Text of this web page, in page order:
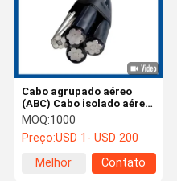
Cabo agrupado aéreo
(ABC) Cabo isolado aéreo
de 0,6/1kV - Cabo ABC de
quatro núcleos para rede
de distribuição de baixa
MOQ:1000
Preço:USD 1- USD 200
Melhor
Contato